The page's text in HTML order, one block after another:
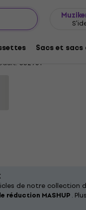
Sacs et sacs
Dead White L
332951
de notre collection
réduction MASHUP.